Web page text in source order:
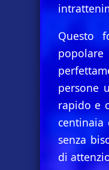
Questo
persone
rapido e
senza
di